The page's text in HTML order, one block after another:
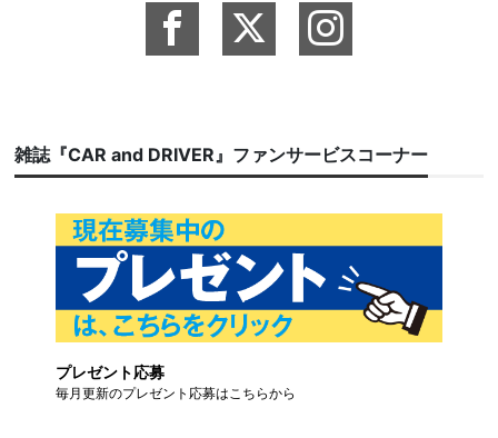
雑誌『CAR and DRIVER』ファンサービスコーナー
プレゼント応募
毎月更新のプレゼント応募はこちらから